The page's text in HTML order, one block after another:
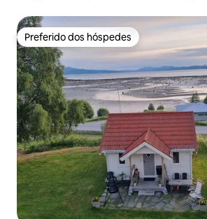
Preferido dos hóspedes
Preferido dos hóspedes